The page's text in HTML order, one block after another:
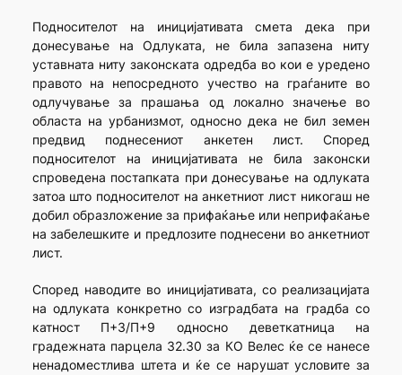
Подносителот на иницијативата смета дека при
донесување на Одлуката, не била запазена ниту
уставната ниту законската одредба во кои е уредено
правото на непосредното учество на граѓаните во
одлучување за прашања од локално значење во
областа на урбанизмот, односно дека не бил земен
предвид поднесениот анкетен лист. Според
подносителот на иницијативата не била законски
спроведена постапката при донесување на одлуката
затоа што подносителот на анкетниот лист никогаш не
добил образложение за прифаќање или неприфаќање
на забелешките и предлозите поднесени во анкетниот
лист.
Според наводите во иницијативата, со реализацијата
на одлуката конкретно со изградбата на градба со
катност П+3/П+9 односно деветкатница на
градежната парцела 32.30 за КО Велес ќе се нанесе
ненадоместлива штета и ќе се нарушат условите за